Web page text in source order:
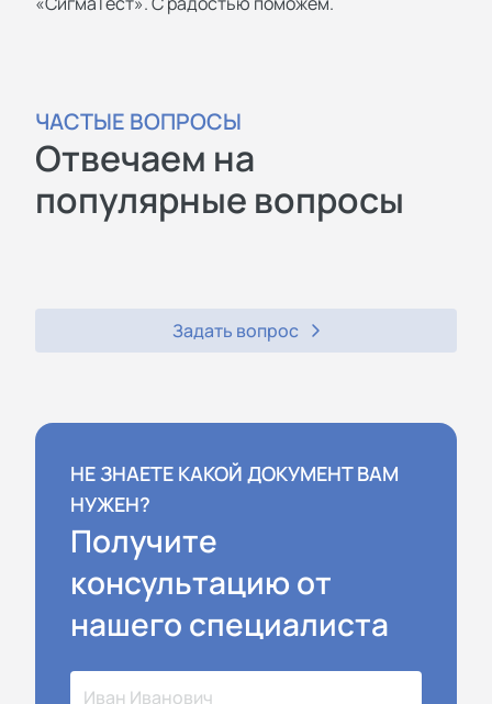
ЧАСТЫЕ ВОПРОСЫ
Отвечаем на
популярные вопросы
Задать вопрос
НЕ ЗНАЕТЕ КАКОЙ ДОКУМЕНТ ВАМ
НУЖЕН?
Получите
консультацию от
нашего специалиста